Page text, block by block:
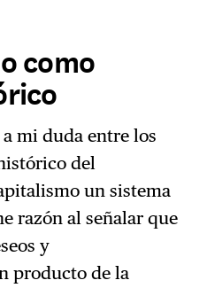
como
mi duda entre los
del
un sistema
razón al señalar que
y
producto de la